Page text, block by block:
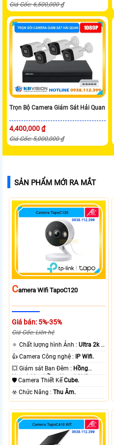
Giá Gốc: 6,500,000 ₫
Trọn Bộ Camera Giám Sát Hải Quan
4,400,000 ₫
Giá Gốc: 5,000,000 ₫
SẢN PHẨM MỚI RA MẮT
CAmera Wifi TapoC120
Giá bán: 5%-35%
Giá Gốc: Liên hệ
🔅 Chất lượng hình Ảnh :Ultra 2k +
.
👍 Camera Công nghệ :
IP Wifi.
💥 Giám sát Ban Đêm : Hồng
Ngoại 10m Hồng Ngoại SMD.
🛡 Camera Thiết KếCube.
️☣️ Chức Năng :Thu Âm.